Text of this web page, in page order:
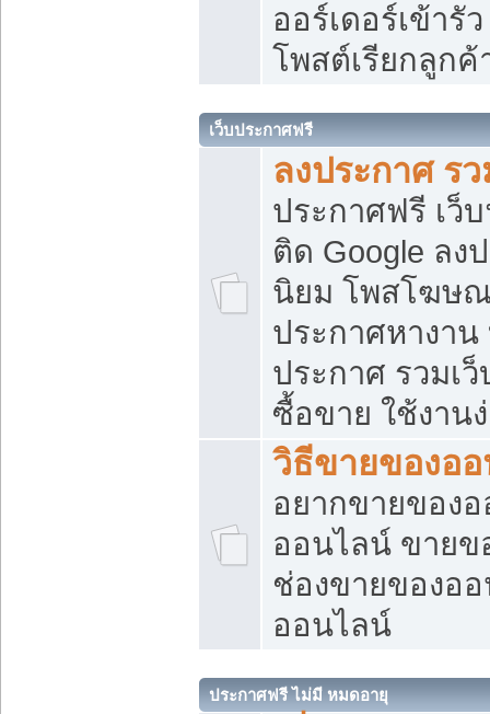
ออร์เดอร์เข้ารั
โพสต์เรียกลูกค้
เว็บประกาศฟรี
ลงประกาศ ร
ประกาศฟรี เว็
ติด Google ลง
นิยม โพสโฆษ
ประกาศหางาน
ประกาศ รวมเ
ซื้อขาย ใช้งาน
วิธีขายของอ
อยากขายของ
ออนไลน์ ขายข
ช่องขายของอ
ออนไลน์
ประกาศฟรี ไม่มี หมดอายุ